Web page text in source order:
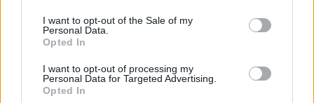
I want to opt-out of the Sale of my
Personal Data.
Opted In
I want to opt-out of processing my
Personal Data for Targeted Advertising.
Opted In